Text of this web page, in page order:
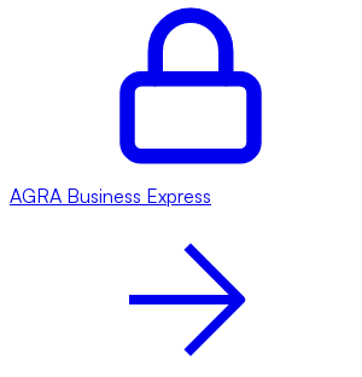
AGRA Business Express